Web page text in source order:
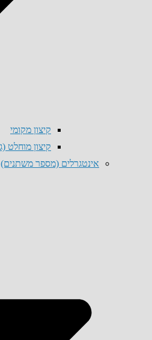
קיצון מקומי
קיצון מוחלט
אינטגרלים (מספר משתנים)